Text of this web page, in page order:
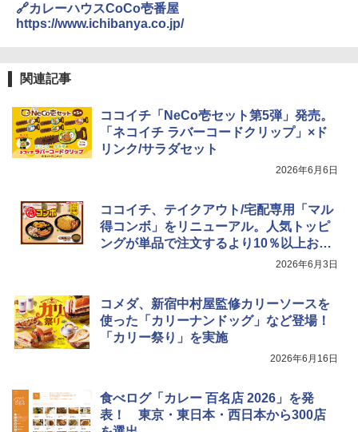
🔗カレーハウスCoCo壱番屋
https://www.ichibanya.co.jp/
関連記事
ココイチ「NeCo壱セット第5弾」発売。
「ネコイチ ラバーコードクリップ」×ド
リンク/サラダセット
2026年6月6日
ココイチ、テイクアウト/宅配専用「マル
得コンボ」をリニューアル。人気トッピ
ングが単品で注文するより10％以上お得
2026年6月3日
コメダ、新宿中村屋監修カリーソースを
使った「カリーナンドッグ」など登場！
「カリー祭り」を実施
2026年6月16日
食べログ「カレー 百名店 2026」を発
表！ 東京・東日本・西日本から300店